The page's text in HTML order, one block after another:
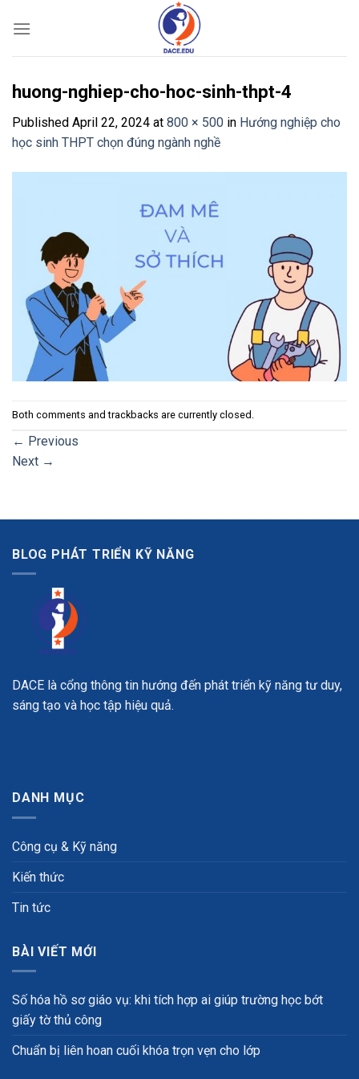
huong-nghiep-cho-hoc-sinh-thpt-4
Published April 22, 2024 at 800 × 500 in Hướng nghiệp cho
học sinh THPT chọn đúng ngành nghề
Both comments and trackbacks are currently closed.
← Previous
Next →
BLOG PHÁT TRIỂN KỸ NĂNG
DACE là cổng thông tin hướng đến phát triển kỹ năng tư duy,
sáng tạo và học tập hiệu quả.
DANH MỤC
Công cụ & Kỹ năng
Kiến thức
Tin tức
BÀI VIẾT MỚI
Số hóa hồ sơ giáo vụ: khi tích hợp ai giúp trường học bớt
giấy tờ thủ công
Chuẩn bị liên hoan cuối khóa trọn vẹn cho lớp